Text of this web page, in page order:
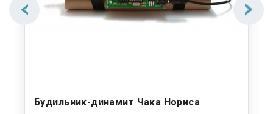
Будильник-динамит Чака Нориса